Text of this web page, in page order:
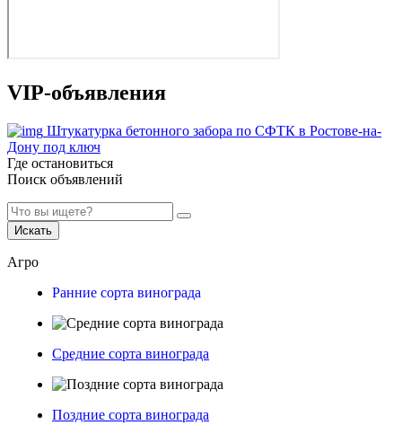
VIP-объявления
Штукатурка бетонного забора по СФТК в Ростове-на-
Дону под ключ
Где остановиться
Поиск объявлений
Искать
Агро
Ранние сорта винограда
Средние сорта винограда
Поздние сорта винограда